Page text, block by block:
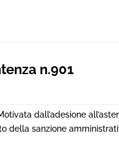
n.901
dall’adesione
della sanzione